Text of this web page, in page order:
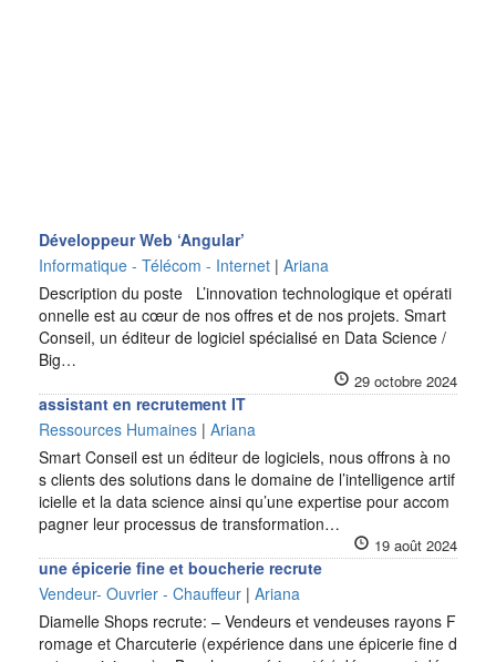
Développeur Web ‘Angular’
Informatique - Télécom - Internet | Ariana
Description du poste L’innovation technologique et opérati
onnelle est au cœur de nos offres et de nos projets. Smart
Conseil, un éditeur de logiciel spécialisé en Data Science /
Big…
29 octobre 2024
assistant en recrutement IT
Ressources Humaines | Ariana
Smart Conseil est un éditeur de logiciels, nous offrons à no
s clients des solutions dans le domaine de l’intelligence artif
icielle et la data science ainsi qu’une expertise pour accom
pagner leur processus de transformation…
19 août 2024
une épicerie fine et boucherie recrute
Vendeur- Ouvrier - Chauffeur | Ariana
Diamelle Shops recrute: – Vendeurs et vendeuses rayons F
romage et Charcuterie (expérience dans une épicerie fine d